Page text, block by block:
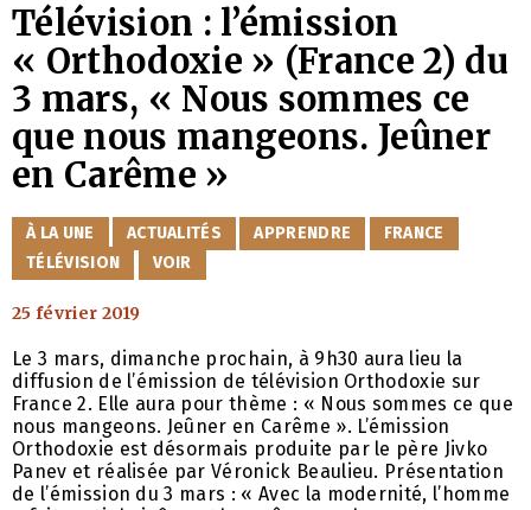
Télévision : l’émission
« Orthodoxie » (France 2) du
3 mars, « Nous sommes ce
que nous mangeons. Jeûner
en Carême »
CATÉGORIES
À LA UNE ACTUALITÉS APPRENDRE
FRANCE
TÉLÉVISION
VOIR
25 février 2019
Le 3 mars, dimanche prochain, à 9h30 aura lieu la
diffusion de l’émission de télévision Orthodoxie sur
France 2. Elle aura pour thème : « Nous sommes ce que
nous mangeons. Jeûner en Carême ». L’émission
Orthodoxie est désormais produite par le père Jivko
Panev et réalisée par Véronick Beaulieu. Présentation
de l’émission du 3 mars : « Avec la modernité, l’homme